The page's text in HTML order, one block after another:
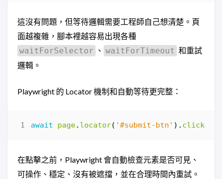
這沒有問題，但等待邏輯需要工程師自己想清楚。頁
面越複雜，腳本裡越容易出現各種
waitForSelector 、 waitForTimeout 和重試
邏輯。
Playwright 的 Locator 機制和自動等待更完整：
await page. locator( '#submit-btn' ). click
在點擊之前，Playwright 會自動檢查元素是否可見、
可操作、穩定、沒有被遮擋，並在合理時間內重試。